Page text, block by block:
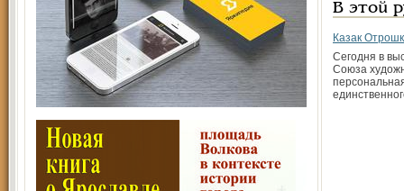
В этой
Казак
Сегодня в
Союза